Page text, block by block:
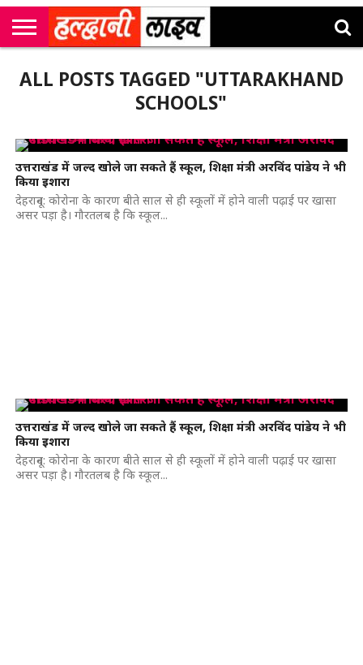
सी
एम
कॉर्नर
उत्तराखंड
न्यूज़
खेल
मनोरंजन
सम्पादकीय
जॉब
अलर्ट्स
ALL POSTS TAGGED "UTTARAKHAND
SCHOOLS"
उत्तराखंड में जल्द खोले जा सकते हैं स्कूल, शिक्षा मंत्री अरविंद पांडेय ने भी
किया इशारा
देहरादून: कोरोना के कारण बीते साल से ही स्कूलों में होने वाली पढ़ाई पर खासा
असर पड़ा है। गौरतलब है कि स्कूल...
उत्तराखंड में जल्द खोले जा सकते हैं स्कूल, शिक्षा मंत्री अरविंद पांडेय ने भी
किया इशारा
देहरादून: कोरोना के कारण बीते साल से ही स्कूलों में होने वाली पढ़ाई पर खासा
असर पड़ा है। गौरतलब है कि स्कूल...